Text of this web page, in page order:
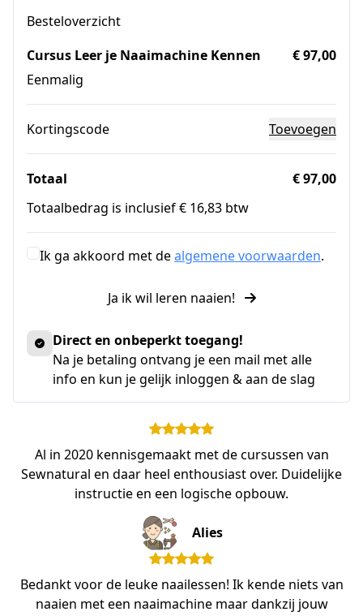
Besteloverzicht
Cursus Leer je Naaimachine Kennen
Eenmalig
€ 97,00
Kortingscode Toevoegen
Totaal
€ 97,00
Totaalbedrag is inclusief € 16,83 btw
Ik ga akkoord met dealgemene voorwaarden.
Ja ik wil leren naaien!
Direct en onbeperkt toegang!
Na je betaling ontvang je een mail met alle
info en kun je gelijk inloggen & aan de slag
Al in 2020 kennisgemaakt met de cursussen van
Sewnatural en daar heel enthousiast over. Duidelijke
instructie en een logische opbouw.
Alies
Bedankt voor de leuke naailessen! Ik kende niets van
naaien met een naaimachine maar dankzij jouw